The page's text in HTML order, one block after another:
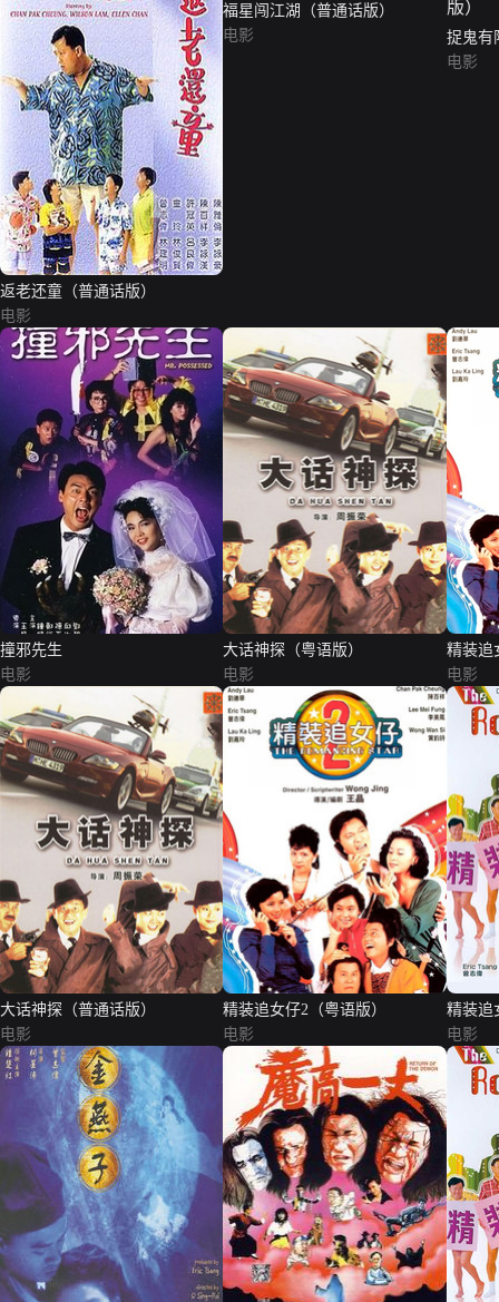
返老还童（普通话版）
电影
福星闯江湖（普通话版）
电影
捉鬼有
电影
撞邪先生
电影
大话神探（粤语版）
电影
精装追
电影
大话神探（普通话版）
电影
精装追女仔2（粤语版）
电影
精装追
电影